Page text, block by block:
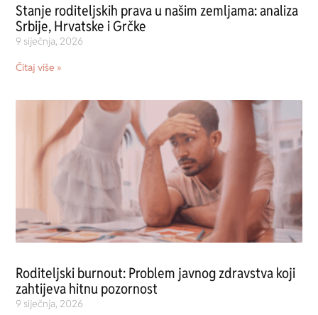
Stanje roditeljskih prava u našim zemljama: analiza
Srbije, Hrvatske i Grčke
9 siječnja, 2026
Čitaj više »
Roditeljski burnout: Problem javnog zdravstva koji
zahtijeva hitnu pozornost
9 siječnja, 2026